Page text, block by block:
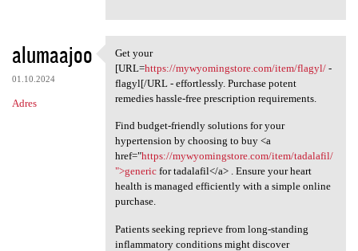
alumaajoo
01.10.2024
Adres
Get your [URL=https:/
Get your
[URL=https://mywyomingstore.com/item/flagyl/-
flagyl[/URL - effortlessly. Purchase potent
remedies hassle-free prescription requirements.
Find budget-friendly solutions for your
hypertension by choosing to buy <a
href="https://mywyomingstore.com/item/tadalafil/
">genericfor tadalafil</a> . Ensure your heart
health is managed efficiently with a simple online
purchase.
Patients seeking reprieve from long-standing
inflammatory conditions might discover